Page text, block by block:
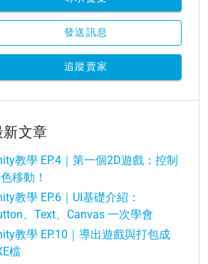
發送訊息
追蹤賣家
新文章
教學 EP.4｜第一個2D遊戲：控制
移動！
教學 EP.6｜UI基礎介紹：
、Text、Canvas 一次學會
教學 EP.10｜導出遊戲與打包成
檔